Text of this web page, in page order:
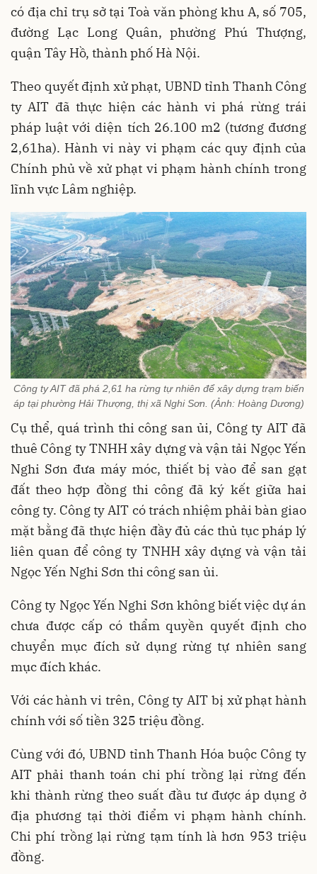
có địa chỉ trụ sở tại Toà văn phòng khu A, số 705,
đường Lạc Long Quân, phường Phú Thượng,
quận Tây Hồ, thành phố Hà Nội.
Theo quyết định xử phạt, UBND tỉnh Thanh Công
ty AIT đã thực hiện các hành vi phá rừng trái
pháp luật với diện tích 26.100 m2 (tương đương
2,61ha). Hành vi này vi phạm các quy định của
Chính phủ về xử phạt vi phạm hành chính trong
lĩnh vực Lâm nghiệp.
Công ty AIT đã phá 2,61 ha rừng tự nhiên để xây dựng trạm biến
áp tại phường Hải Thượng, thị xã Nghi Sơn. (Ảnh: Hoàng Dương)
Cụ thể, quá trình thi công san ủi, Công ty AIT đã
thuê Công ty TNHH xây dựng và vận tải Ngọc Yến
Nghi Sơn đưa máy móc, thiết bị vào để san gạt
đất theo hợp đồng thi công đã ký kết giữa hai
công ty. Công ty AIT có trách nhiệm phải bàn giao
mặt bằng đã thực hiện đầy đủ các thủ tục pháp lý
liên quan để công ty TNHH xây dựng và vận tải
Ngọc Yến Nghi Sơn thi công san ủi.
Công ty Ngọc Yến Nghi Sơn không biết việc dự án
chưa được cấp có thẩm quyền quyết định cho
chuyển mục đích sử dụng rừng tự nhiên sang
mục đích khác.
Với các hành vi trên, Công ty AIT bị xử phạt hành
chính với số tiền 325 triệu đồng.
Cùng với đó, UBND tỉnh Thanh Hóa buộc Công ty
AIT phải thanh toán chi phí trồng lại rừng đến
khi thành rừng theo suất đầu tư được áp dụng ở
địa phương tại thời điểm vi phạm hành chính.
Chi phí trồng lại rừng tạm tính là hơn 953 triệu
đồng.